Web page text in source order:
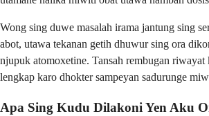
Wong sing duwe masalah irama jantung sing
abot, utawa tekanan getih dhuwur sing ora
njupuk atomoxetine. Tansah rembugan riwayat
lengkap karo dhokter sampeyan sadurunge
Apa Sing Kudu Dilakoni Yen Aku